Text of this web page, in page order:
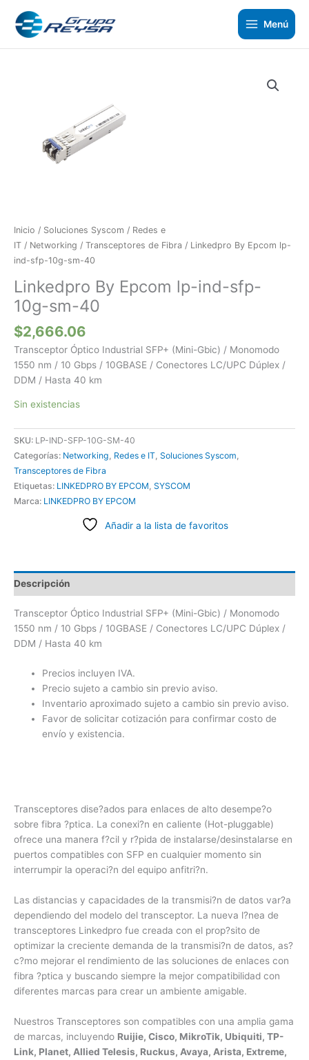
contenido
Menú
Inicio / Soluciones Syscom / Redes e
IT / Networking / Transceptores de Fibra / Linkedpro By Epcom lp-
ind-sfp-10g-sm-40
Linkedpro By Epcom lp-ind-sfp-
10g-sm-40
$2,666.06
Transceptor Óptico Industrial SFP+ (Mini-Gbic) / Monomodo
1550 nm / 10 Gbps / 10GBASE / Conectores LC/UPC Dúplex /
DDM / Hasta 40 km
Sin existencias
SKU: LP-IND-SFP-10G-SM-40
Categorías: Networking, Redes e IT, Soluciones Syscom,
Transceptores de Fibra
Etiquetas: LINKEDPRO BY EPCOM, SYSCOM
Marca: LINKEDPRO BY EPCOM
Añadir a la lista de favoritos
Descripción
Transceptor Óptico Industrial SFP+ (Mini-Gbic) / Monomodo
1550 nm / 10 Gbps / 10GBASE / Conectores LC/UPC Dúplex /
DDM / Hasta 40 km
Precios incluyen IVA.
Precio sujeto a cambio sin previo aviso.
Inventario aproximado sujeto a cambio sin previo aviso.
Favor de solicitar cotización para confirmar costo de
envío y existencia.
Transceptores dise?ados para enlaces de alto desempe?o
sobre fibra ?ptica. La conexi?n en caliente (Hot-pluggable)
ofrece una manera f?cil y r?pida de instalarse/desinstalarse en
puertos compatibles con SFP en cualquier momento sin
interrumpir la operaci?n del equipo anfitri?n.
Las distancias y capacidades de la transmisi?n de datos var?a
dependiendo del modelo del transceptor. La nueva l?nea de
transceptores Linkedpro fue creada con el prop?sito de
optimizar la creciente demanda de la transmisi?n de datos, as?
c?mo mejorar el rendimiento de las soluciones de enlaces con
fibra ?ptica y buscando siempre la mejor compatibilidad con
diferentes marcas para crear un ambiente amigable.
Nuestros Transceptores son compatibles con una amplia gama
de marcas, incluyendo Ruijie, Cisco, MikroTik, Ubiquiti, TP-
Link, Planet, Allied Telesis, Ruckus, Avaya, Arista, Extreme,